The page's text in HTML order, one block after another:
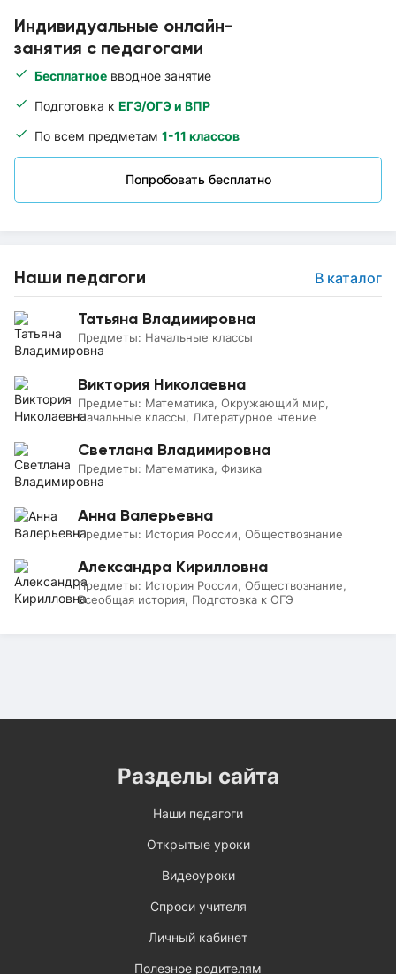
Индивидуальные онлайн-
занятия с педагогами
Бесплатное вводное занятие
Подготовка к ЕГЭ/ОГЭ и ВПР
По всем предметам 1-11 классов
Попробовать бесплатно
Наши педагоги В каталог
Татьяна Владимировна
Предметы: Начальные классы
Виктория Николаевна
Предметы: Математика, Окружающий мир,
Начальные классы, Литературное чтение
Светлана Владимировна
Предметы: Математика, Физика
Анна Валерьевна
Предметы: История России, Обществознание
Александра Кирилловна
Предметы: История России, Обществознание,
Всеобщая история, Подготовка к ОГЭ
Разделы сайта
Наши педагоги
Открытые уроки
Видеоуроки
Спроси учителя
Личный кабинет
Полезное родителям